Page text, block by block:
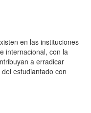
en las instituciones
internacional, con la
a erradicar
estudiantado con